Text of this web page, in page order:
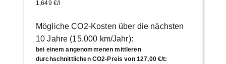
1,649 €/l
Mögliche CO2-Kosten über die nächsten
10 Jahre (15.000 km/Jahr):
bei einem angenommenen mittleren
durchschnittlichen CO2-Preis von 127,00 €/t: